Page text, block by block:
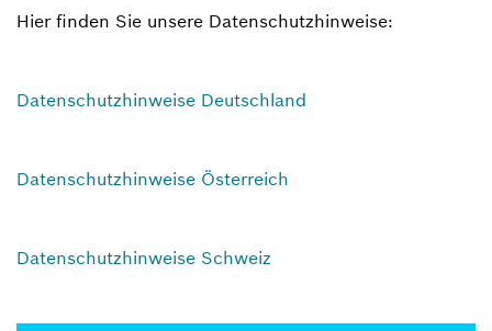
Hier finden Sie unsere Datenschutzhinweise:
Datenschutzhinweise Deutschland
Datenschutzhinweise Österreich
Datenschutzhinweise Schweiz